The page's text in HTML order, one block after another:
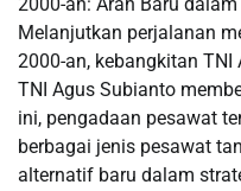
Melanjutkan perjalanan
2000-an, kebangkitan
TNI Agus Subianto
ini, pengadaan pesawat
berbagai jenis pesawat
alternatif baru dalam